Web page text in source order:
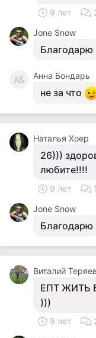
9 лет
Jone Snow
Благодарю
АБ Анна Бондарь
не за что
Наталья Хоер
26)))
любите!!!!
9 лет 1
Jone Snow
Благодарю
Виталий Теряев
ЕПТ ЖИТЬ
)))
9 лет